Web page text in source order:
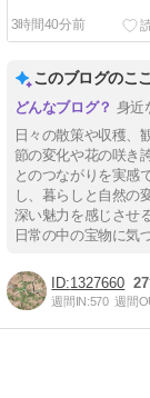
3時間40分前
このブログのこ
身近
日々の散策や収穫、
節の変化や花の咲き
とのつながりを実感
し、暮らしと自然の
深い魅力を感じさせ
日常の中の宝物に気
1327660 27
週間IN:570 週間